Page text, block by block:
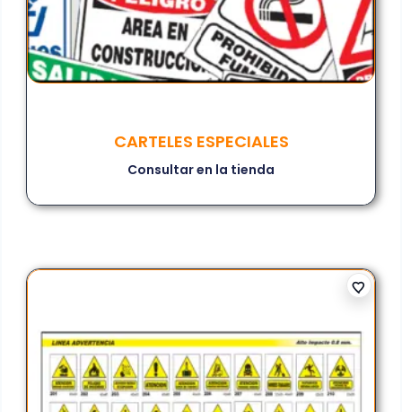
CARTELES ESPECIALES
Consultar en la tienda